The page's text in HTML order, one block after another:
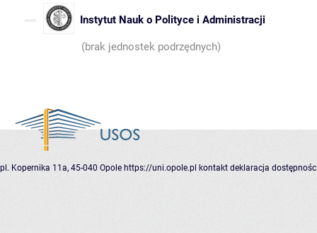
Instytut Nauk o Polityce i Administracji
(brak jednostek podrzędnych)
pl. Kopernika 11a, 45-040 Opole https://uni.opole.pl kontakt deklaracja